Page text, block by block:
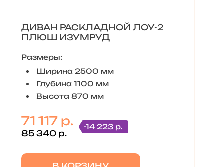
ДИВАН РАСКЛАДНОЙ ЛОУ-2
ПЛЮШ ИЗУМРУД
Размеры:
Ширина 2500 мм
Глубина 1100 мм
Высота 870 мм
71 117 р.
85 340 р.
-14 223 р.